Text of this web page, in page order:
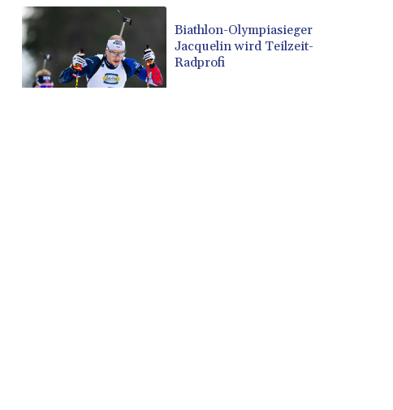
Biathlon-Olympiasieger
Jacquelin wird Teilzeit-
Radprofi